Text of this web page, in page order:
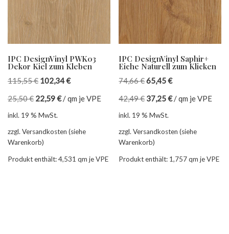
IPC DesignVinyl PWK03
Dekor Kiel zum Kleben
115,55€ 102,34€
25,50€ 22,59€/qm je VPE
inkl. 19 % MwSt.
zzgl. Versandkosten (siehe
Warenkorb)
Produkt enthält: 4,531 qm je VPE
IPC DesignVinyl Saphir+
Eiche Naturell zum Klicken
74,66€65,45€
42,49€ 37,25€/qm je VPE
inkl. 19 % MwSt.
zzgl. Versandkosten (siehe
Warenkorb)
Produkt enthält: 1,757qm je VPE